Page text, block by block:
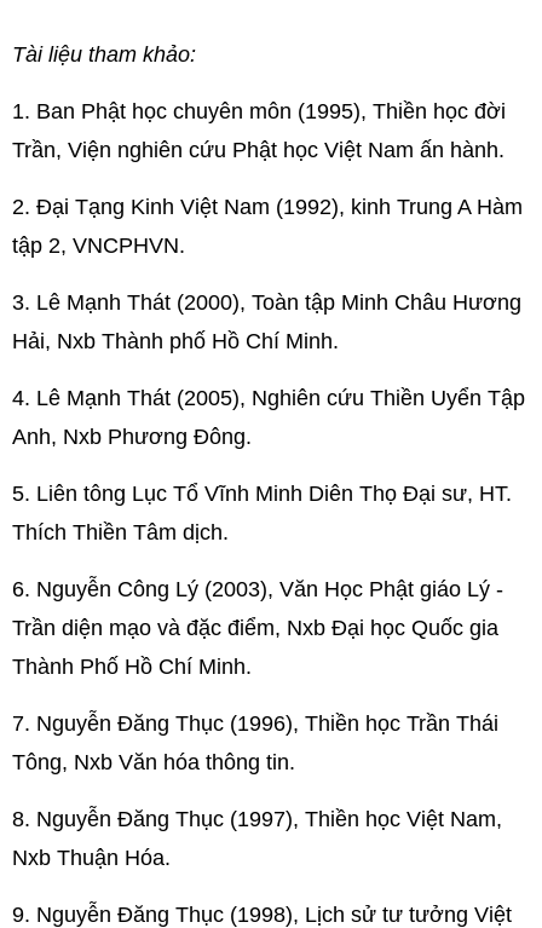
Tài liệu tham khảo:
1. Ban Phật học chuyên môn (1995), Thiền học đời
Trần, Viện nghiên cứu Phật học Việt Nam ấn hành.
2. Đại Tạng Kinh Việt Nam (1992), kinh Trung A Hàm
tập 2, VNCPHVN.
3. Lê Mạnh Thát (2000), Toàn tập Minh Châu Hương
Hải, Nxb Thành phố Hồ Chí Minh.
4. Lê Mạnh Thát (2005), Nghiên cứu Thiền Uyển Tập
Anh, Nxb Phương Đông.
5. Liên tông Lục Tổ Vĩnh Minh Diên Thọ Đại sư, HT.
Thích Thiền Tâm dịch.
6. Nguyễn Công Lý (2003), Văn Học Phật giáo Lý -
Trần diện mạo và đặc điểm, Nxb Đại học Quốc gia
Thành Phố Hồ Chí Minh.
7. Nguyễn Đăng Thục (1996), Thiền học Trần Thái
Tông, Nxb Văn hóa thông tin.
8. Nguyễn Đăng Thục (1997), Thiền học Việt Nam,
Nxb Thuận Hóa.
9. Nguyễn Đăng Thục (1998), Lịch sử tư tưởng Việt